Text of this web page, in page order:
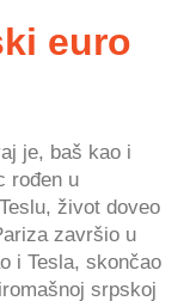
euro
je, baš kao i
rođen u
život doveo
završio u
i Tesla, skončao
srpskoj